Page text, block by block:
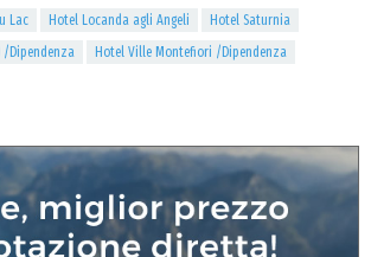
Lac Hotel Locanda agli Angeli
Hotel Saturnia
/Dipendenza
Hotel Ville Montefiori /Dipendenza